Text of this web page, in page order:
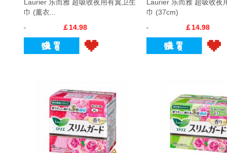
Laurier 乐而雅 超吸收夜用有翼卫生
巾 (薰衣...
￡14.98
Laurier 乐而雅 超吸收夜
巾 (37cm)
￡14.98